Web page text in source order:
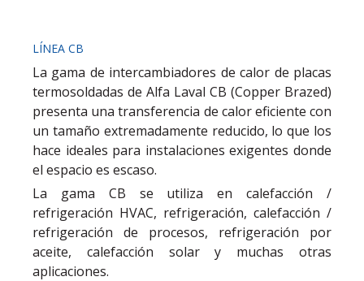
LÍNEA CB
La gama de intercambiadores de calor de placas
termosoldadas de Alfa Laval CB (Copper Brazed)
presenta una transferencia de calor eficiente con
un tamaño extremadamente reducido, lo que los
hace ideales para instalaciones exigentes donde
el espacio es escaso.
La gama CB se utiliza en calefacción /
refrigeración HVAC, refrigeración, calefacción /
refrigeración de procesos, refrigeración por
aceite, calefacción solar y muchas otras
aplicaciones.